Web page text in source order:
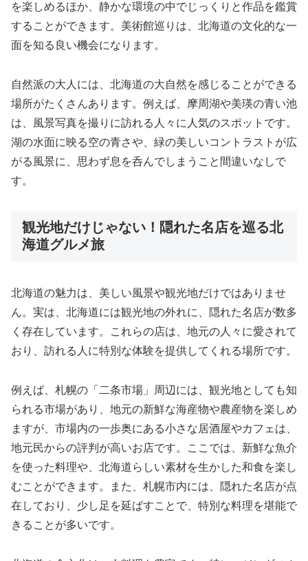
を楽しめるほか、静かな環境の中でじっくりと作品を鑑賞
することができます。美術館巡りは、北海道の文化的な一
面を知る良い機会になります。
自然派の大人には、北海道の大自然を感じることができる
場所がたくさんあります。例えば、摩周湖や美瑛の青い池
は、風景写真を撮りに訪れる人々に人気のスポットです。
湖の水面に映る空の青さや、緑の美しいコントラストが広
がる風景に、思わず息を呑んでしまうこと間違いなしで
す。
観光地だけじゃない！隠れた名店を巡る北
海道グルメ旅
北海道の魅力は、美しい風景や観光地だけではありませ
ん。実は、北海道には観光地の外れに、隠れた名店が数多
く存在しています。これらの店は、地元の人々に愛されて
おり、訪れる人に特別な体験を提供してくれる場所です。
例えば、札幌の「二条市場」周辺には、観光地としても知
られる市場があり、地元の新鮮な海産物や農産物を楽しめ
ますが、市場内の一歩奥にある小さな居酒屋やカフェは、
地元民からの評判が高いお店です。ここでは、新鮮な魚介
を使った料理や、北海道らしい素材を生かした和食を楽し
むことができます。また、札幌市内には、隠れた名店が点
在しており、少し足を延ばすことで、特別な料理を堪能で
きることが多いです。